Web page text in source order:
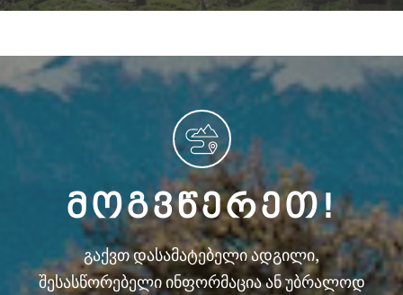
ᲛᲝᲒᲕᲬᲔᲠᲔᲗ!
გაქვთ დასამატებელი ადგილი,
შესასწორებელი ინფორმაცია ან უბრალოდ